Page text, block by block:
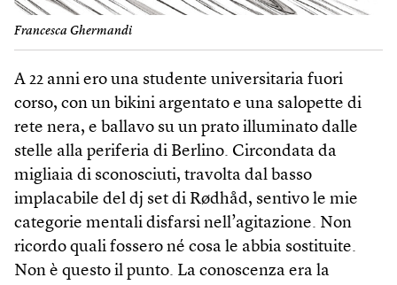
Francesca Ghermandi
A 22 anni ero una studente universitaria fuori
corso, con un bikini argentato e una salopette di
rete nera, e ballavo su un prato illuminato dalle
stelle alla periferia di Berlino. Circondata da
migliaia di sconosciuti, travolta dal basso
implacabile del dj set di Rødhåd, sentivo le mie
categorie mentali disfarsi nell’agitazione. Non
ricordo quali fossero né cosa le abbia sostituite.
Non è questo il punto. La conoscenza era la